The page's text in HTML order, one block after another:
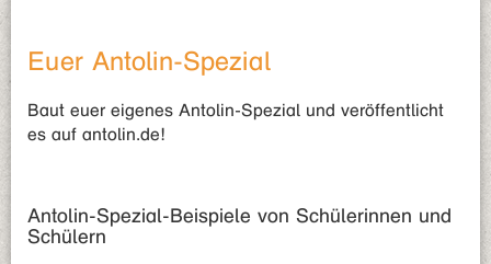
Euer Antolin-Spezial
Baut euer eigenes Antolin-Spezial und veröffentlicht
es auf antolin.de!
Antolin-Spezial-Beispiele von Schülerinnen und
Schülern